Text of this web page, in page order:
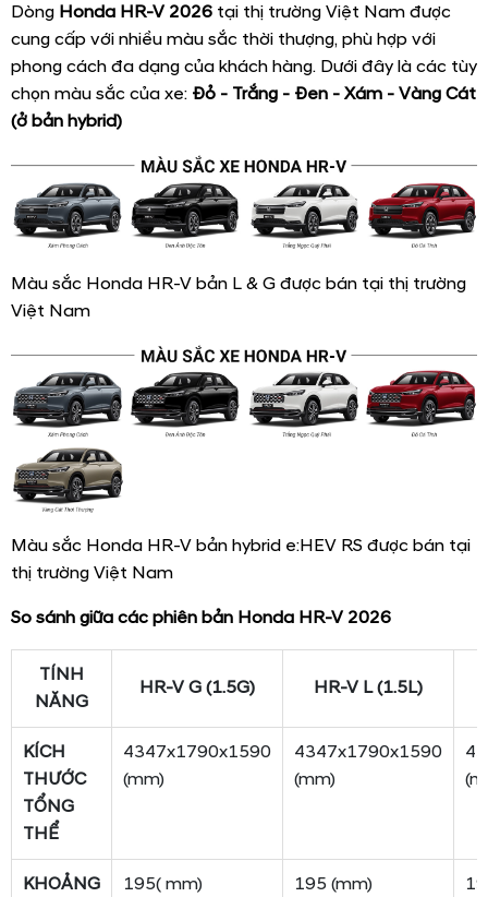
Dòng Honda HR-V 2026 tại thị trường Việt Nam được
cung cấp với nhiều màu sắc thời thượng, phù hợp với
phong cách đa dạng của khách hàng. Dưới đây là các tùy
chọn màu sắc của xe: Đỏ - Trắng - Đen - Xám - Vàng Cát
(ở bản hybrid)
Màu sắc Honda HR-V bản L & G được bán tại thị trường
Việt Nam
Màu sắc Honda HR-V bản hybrid e:HEV RS được bán tại
thị trường Việt Nam
So sánh giữa các phiên bản Honda HR-V 2026
TÍNH
NĂNG
HR-V G (1.5G) HR-V L(1.5L)
KÍCH
THƯỚC
TỔNG
THỂ
4347x1790x1590
(mm)
4347x1790x1590
(mm)
KHOẢNG
195( mm) 195 (mm)